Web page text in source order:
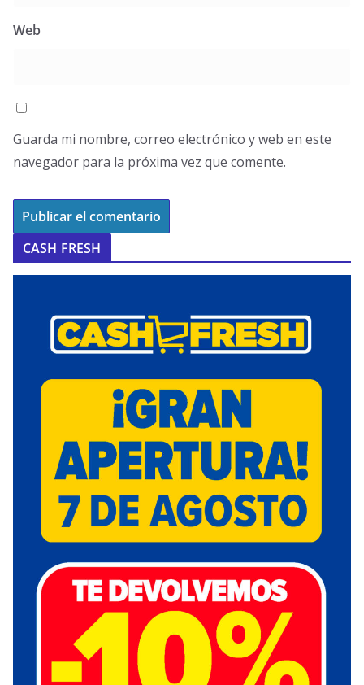
Web
Guarda mi nombre, correo electrónico y web en este
navegador para la próxima vez que comente.
CASH FRESH